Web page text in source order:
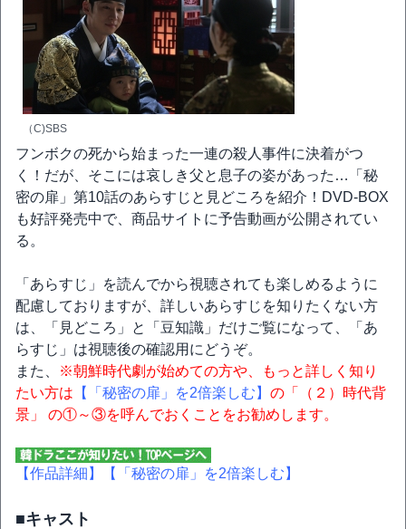
（C)SBS
フンボクの死から始まった一連の殺人事件に決着がつ
く！だが、そこには哀しき父と息子の姿があった…「秘
密の扉」第10話のあらすじと見どころを紹介！DVD-BOX
も好評発売中で、商品サイトに予告動画が公開されてい
る。
「あらすじ」を読んでから視聴されても楽しめるように
配慮しておりますが、詳しいあらすじを知りたくない方
は、「見どころ」と「豆知識」だけご覧になって、「あ
らすじ」は視聴後の確認用にどうぞ。
また、
※朝鮮時代劇が始めての方や、もっと詳しく知り
たい方は 【「秘密の扉」を2倍楽しむ】 の「（２）時代背
景」 の①～③を呼んでおくことをお勧めします。
【作品詳細】 【「秘密の扉」を2倍楽しむ】
■キャスト